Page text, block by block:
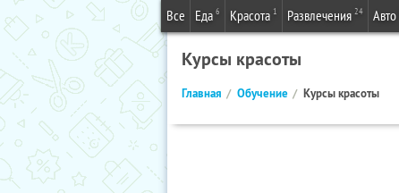
Все Еда 6 Красота 1 Развлечения 24 Авто
Курсы красоты
Главная Обучение Курсы красоты